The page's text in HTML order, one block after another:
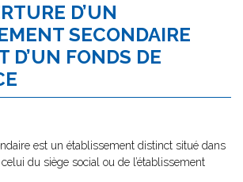
D’UN
SECONDAIRE
D’UN FONDS DE
est un établissement distinct situé dans
du siège social ou de l’établissement